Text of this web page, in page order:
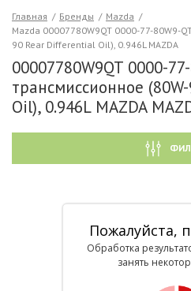
Главная / Бренды / Mazda /
Mazda 00007780W9QT 0000-77-80W9-
90 Rear Differential Oil), 0.946L MAZDA
00007780W9QT 0000-
трансмиссионное
Oil), 0.946L MAZDA
Пожалуйста,
Обработка
занять